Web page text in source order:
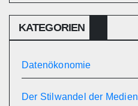
KATEGORIEN
Datenökonomie
Der Stilwandel der Medien